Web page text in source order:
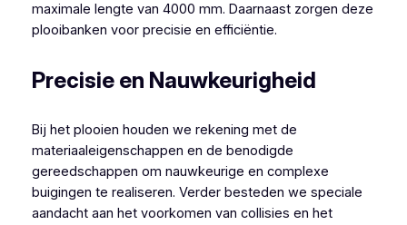
maximale lengte van 4000 mm. Daarnaast zorgen deze
plooibanken voor precisie en efficiëntie.
Precisie en Nauwkeurigheid
Bij het plooien houden we rekening met de
materiaaleigenschappen en de benodigde
gereedschappen om nauwkeurige en complexe
buigingen te realiseren. Verder besteden we speciale
aandacht aan het voorkomen van collisies en het